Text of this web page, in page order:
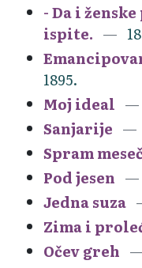
- Da i
ispite.
1895.
Moj ideal
Sanjarije
Spram
Pod jesen
Jedna suza
Zima i
Očev greh